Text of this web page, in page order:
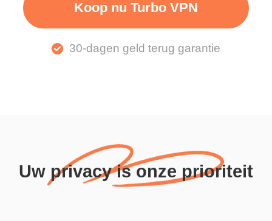
Koop nu Turbo VPN
30-dagen geld terug garantie
Uw privacy is onze prioriteit